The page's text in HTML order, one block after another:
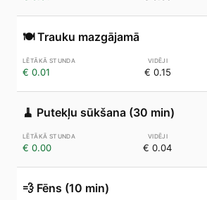
🍽️ Trauku mazgājamā
€ 0.01 € 0.15
🧹 Putekļu sūkšana (30 min)
€ 0.00 € 0.04
💨 Fēns (10 min)